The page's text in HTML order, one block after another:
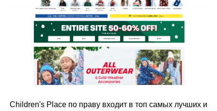
Children's Place по праву входит в топ самых лучших и